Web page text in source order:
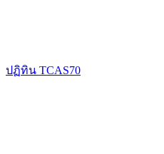
ปฏิทิน TCAS70